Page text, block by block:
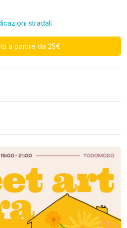
stradali
a partire da 25€